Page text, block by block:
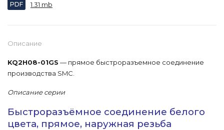
Описание
KQ2H08-01GS — прямое быстроразъемное соединение
производства SMC.
Описание серии
Быстроразъёмное соединение белого
цвета, прямое, наружная резьба
PDF 1.31 mb